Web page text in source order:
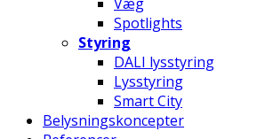
Spotlights
Styring
DALI lysstyring
Lysstyring
Smart City
Belysningskoncepter